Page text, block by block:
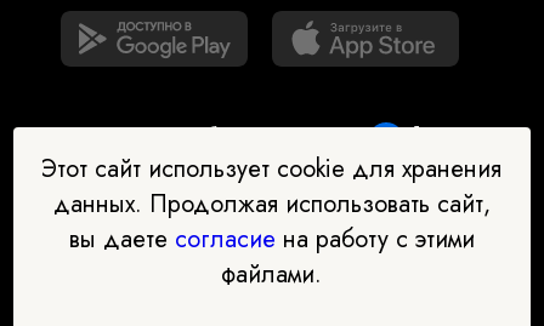
Наш бот-помощник в выборе
Этот сайт использует cookie для хранения
данных. Продолжая использовать сайт,
вы даете согласие на работу с этими
файлами.